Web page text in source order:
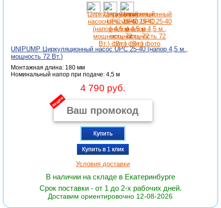
UNIPUMP Циркуляционный насос UPС 25-40 (напор 4,5 м.,
мощность 72 Вт.)
Монтажная длина: 180 мм
Номинальный напор при подаче: 4,5 м
4 790 руб.
акция
Купить
Купить в 1 клик
Условия доставки
В наличии на складе в Екатеринбурге
Срок поставки - от 1 до 2-х рабочих дней.
Доставим ориентировочно 12-08-2026